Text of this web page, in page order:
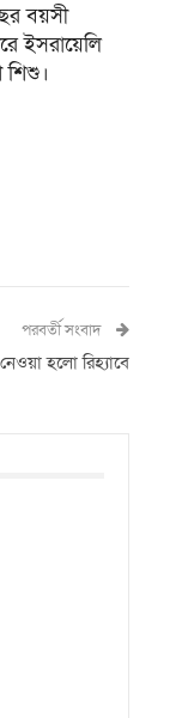
বয়সী
ইসরায়েলি
শিশু।
পরবর্তী সংবাদ
হলো রিহ্যাবে